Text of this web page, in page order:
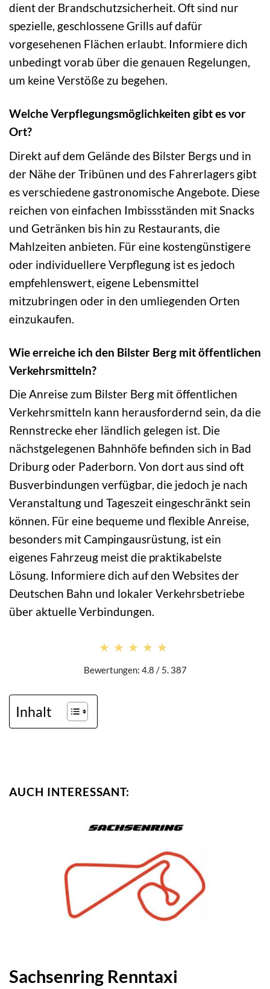
dient der Brandschutzsicherheit. Oft sind nur
spezielle, geschlossene Grills auf dafür
vorgesehenen Flächen erlaubt. Informiere dich
unbedingt vorab über die genauen Regelungen,
um keine Verstöße zu begehen.
Welche Verpflegungsmöglichkeiten gibt es vor
Ort?
Direkt auf dem Gelände des Bilster Bergs und in
der Nähe der Tribünen und des Fahrerlagers gibt
es verschiedene gastronomische Angebote. Diese
reichen von einfachen Imbissständen mit Snacks
und Getränken bis hin zu Restaurants, die
Mahlzeiten anbieten. Für eine kostengünstigere
oder individuellere Verpflegung ist es jedoch
empfehlenswert, eigene Lebensmittel
mitzubringen oder in den umliegenden Orten
einzukaufen.
Wie erreiche ich den Bilster Berg mit öffentlichen
Verkehrsmitteln?
Die Anreise zum Bilster Berg mit öffentlichen
Verkehrsmitteln kann herausfordernd sein, da die
Rennstrecke eher ländlich gelegen ist. Die
nächstgelegenen Bahnhöfe befinden sich in Bad
Driburg oder Paderborn. Von dort aus sind oft
Busverbindungen verfügbar, die jedoch je nach
Veranstaltung und Tageszeit eingeschränkt sein
können. Für eine bequeme und flexible Anreise,
besonders mit Campingausrüstung, ist ein
eigenes Fahrzeug meist die praktikabelste
Lösung. Informiere dich auf den Websites der
Deutschen Bahn und lokaler Verkehrsbetriebe
über aktuelle Verbindungen.
★★★★★
★★★★★
Bewertungen: 4.8 / 5. 387
Inhalt
AUCH INTERESSANT:
Sachsenring Renntaxi